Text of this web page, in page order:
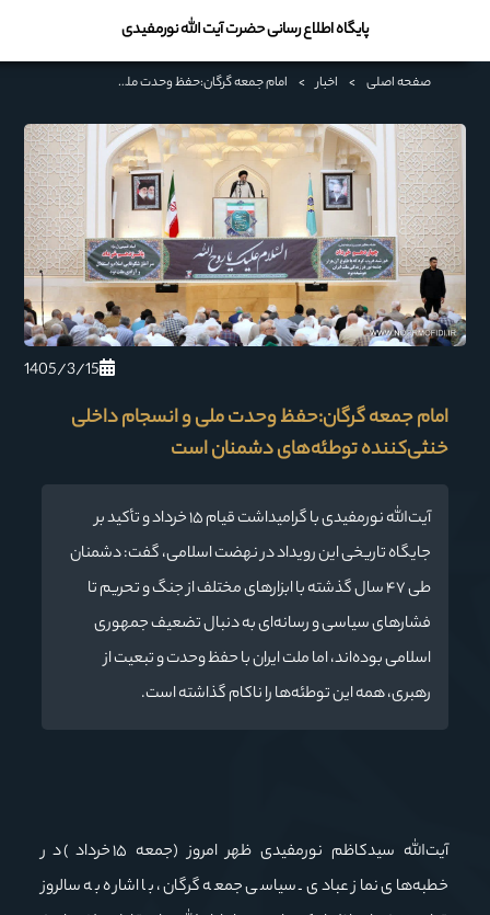
پایگاه اطلاع رسانی حضرت آیت الله نورمفیدی
صفحه اصلی > اخبار > امام جمعه گرگان:حفظ وحدت ملی و انسجام داخلی خنثی‌کننده توطئه‌های دشمنان است
1405/3/15
امام جمعه گرگان:حفظ وحدت ملی و انسجام داخلی
خنثی‌کننده توطئه‌های دشمنان است
آیت‌الله نورمفیدی با گرامیداشت قیام ۱۵ خرداد و تأکید بر
جایگاه تاریخی این رویداد در نهضت اسلامی، گفت: دشمنان
طی ۴۷ سال گذشته با ابزارهای مختلف از جنگ و تحریم تا
فشارهای سیاسی و رسانه‌ای به دنبال تضعیف جمهوری
اسلامی بوده‌اند، اما ملت ایران با حفظ وحدت و تبعیت از
رهبری، همه این توطئه‌ها را ناکام گذاشته است.
آیت‌الله سیدکاظم نورمفیدی ظهر امروز (جمعه ۱۵ خرداد) در
خطبه‌های نماز عبادی ـ سیاسی جمعه گرگان، با اشاره به سالروز